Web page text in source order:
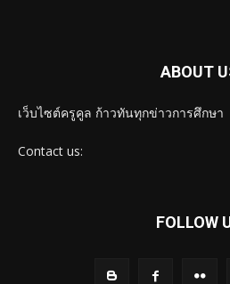
ABOUT
เว็บไซต์ครูคูล ก้าวทันทุกข่าวการศึกษา
Contact us:
FOLLOW